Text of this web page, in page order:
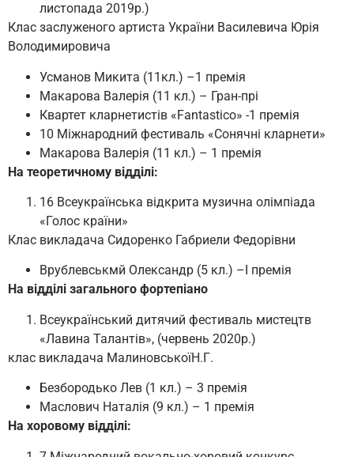
листопада 2019р.)
Клас заслуженого артиста України Василевича Юрія
Володимировича
Усманов Микита (11кл.) –1 премія
Макарова Валерія (11 кл.) – Гран-прі
Квартет кларнетистів «Fantastico» -1 премія
10 Міжнародний фестиваль «Сонячні кларнети»
Макарова Валерія (11 кл.) – 1 премія
На теоретичному відділі:
16 Всеукраїнська відкрита музична олімпіада
«Голос країни»
Клас викладача Сидоренко Габриели Федорівни
Врублевськмй Олександр (5 кл.) –І премія
На відділі загального фортепіано
Всеукраїнський дитячий фестиваль мистецтв
«Лавина Талантiв», (червень 2020р.)
клас викладача МалиновськоїН.Г.
Безбородько Лев (1 кл.) – 3 премія
Маслович Наталiя (9 кл.) – 1 премія
На хоровому відділі: